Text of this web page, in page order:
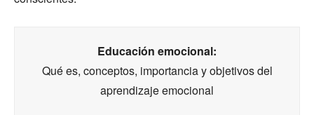
Educación emocional:
Qué es, conceptos, importancia y objetivos del
aprendizaje emocional